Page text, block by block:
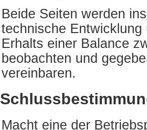
Beide Seiten werden
technische
Erhalts einer Balance
beobachten und
vereinbaren.
Macht eine der